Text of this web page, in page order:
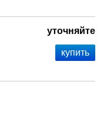
уточняйте